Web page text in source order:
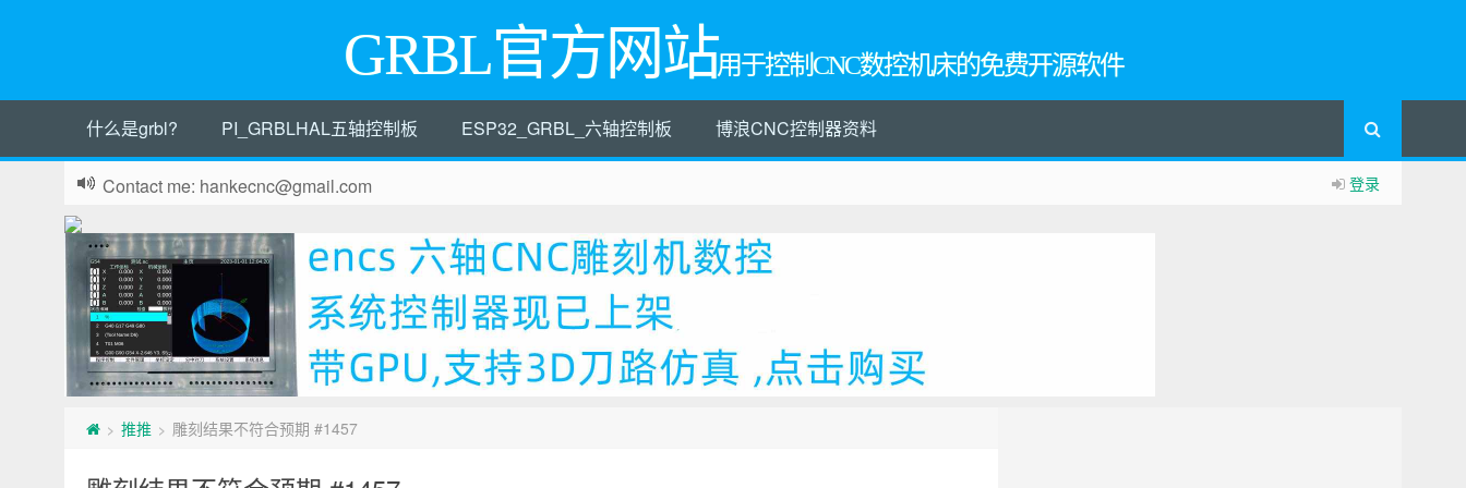
GRBL官方网站用于控制CNC数控机床的免费开源软件
什么是grbl? PI_GRBLHAL五轴控制板 ESP32_GRBL_六轴控制板 博浪CNC控制器资料
登录
Contact me: hankecnc@gmail.com
> 推推 > 雕刻结果不符合预期 #1457